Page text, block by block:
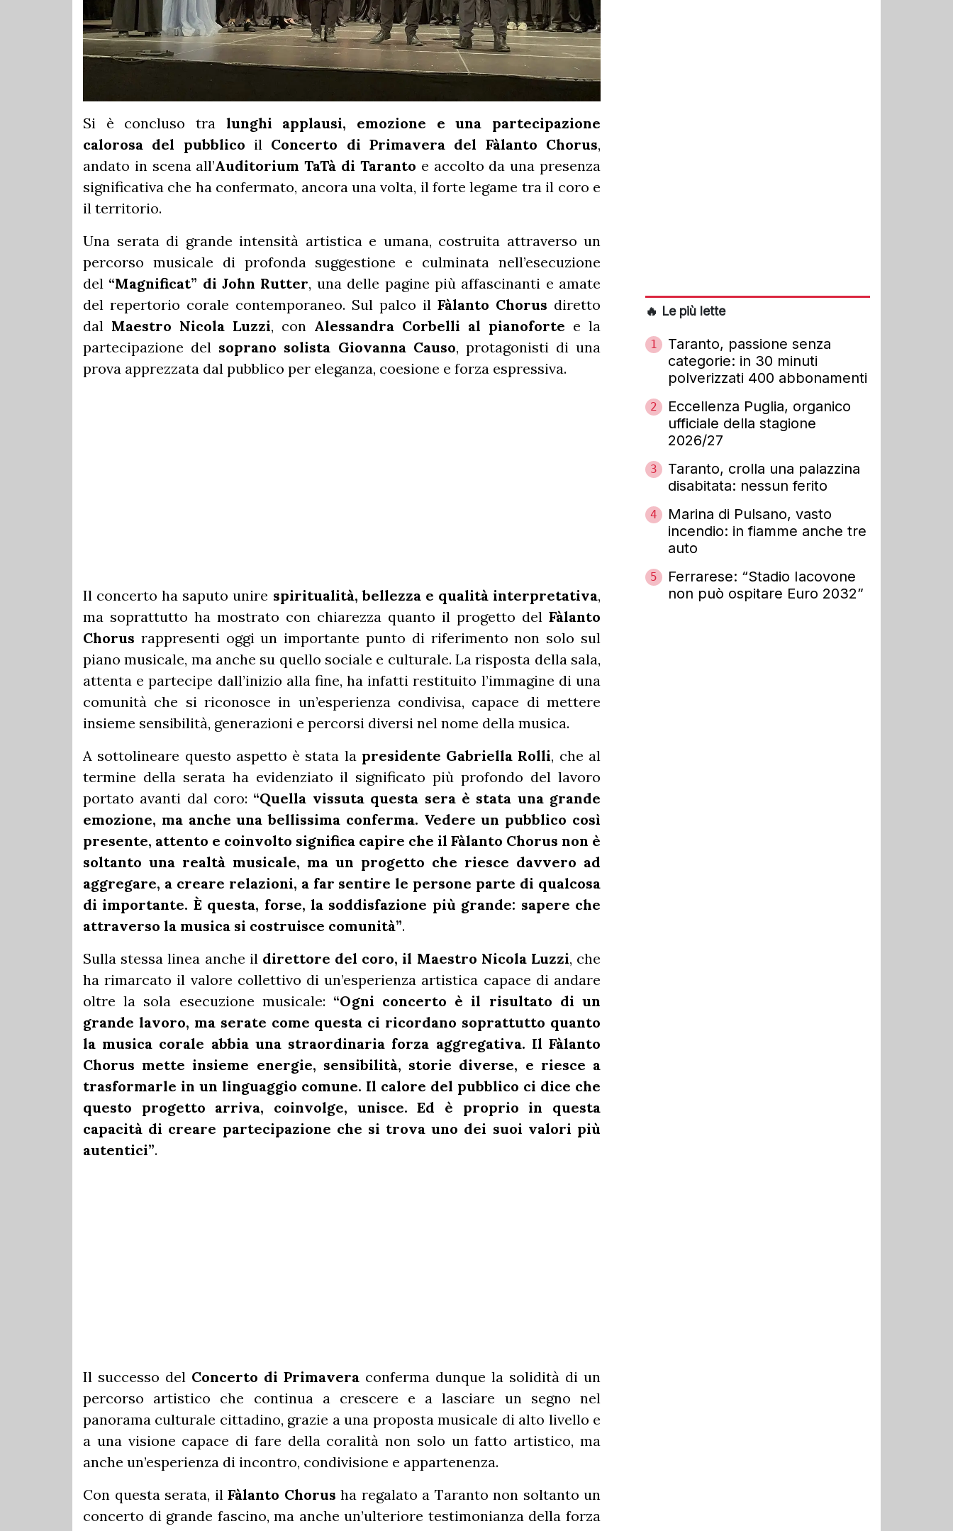
Si è concluso tra lunghi applausi, emozione e una partecipazione
calorosa del pubblico il Concerto di Primavera del Fàlanto Chorus,
andato in scena all’Auditorium TaTà di Taranto e accolto da una presenza
significativa che ha confermato, ancora una volta, il forte legame tra il coro e
il territorio.
Una serata di grande intensità artistica e umana, costruita attraverso un
percorso musicale di profonda suggestione e culminata nell’esecuzione
del “Magnificat” di John Rutter, una delle pagine più affascinanti e amate
del repertorio corale contemporaneo. Sul palco il Fàlanto Chorus diretto
dal Maestro Nicola Luzzi, con Alessandra Corbelli al pianoforte e la
partecipazione del soprano solista Giovanna Causo, protagonisti di una
prova apprezzata dal pubblico per eleganza, coesione e forza espressiva.
Il concerto ha saputo unire spiritualità, bellezza e qualità interpretativa,
ma soprattutto ha mostrato con chiarezza quanto il progetto del Fàlanto
Chorus rappresenti oggi un importante punto di riferimento non solo sul
piano musicale, ma anche su quello sociale e culturale. La risposta della sala,
attenta e partecipe dall’inizio alla fine, ha infatti restituito l’immagine di una
comunità che si riconosce in un’esperienza condivisa, capace di mettere
insieme sensibilità, generazioni e percorsi diversi nel nome della musica.
A sottolineare questo aspetto è stata la presidente Gabriella Rolli, che al
termine della serata ha evidenziato il significato più profondo del lavoro
portato avanti dal coro: “Quella vissuta questa sera è stata una grande
emozione, ma anche una bellissima conferma. Vedere un pubblico così
presente, attento e coinvolto significa capire che il Fàlanto Chorus non è
soltanto una realtà musicale, ma un progetto che riesce davvero ad
aggregare, a creare relazioni, a far sentire le persone parte di qualcosa
di importante. È questa, forse, la soddisfazione più grande: sapere che
attraverso la musica si costruisce comunità”.
Sulla stessa linea anche il direttore del coro, il Maestro Nicola Luzzi, che
ha rimarcato il valore collettivo di un’esperienza artistica capace di andare
oltre la sola esecuzione musicale: “Ogni concerto è il risultato di un
grande lavoro, ma serate come questa ci ricordano soprattutto quanto
la musica corale abbia una straordinaria forza aggregativa. Il Fàlanto
Chorus mette insieme energie, sensibilità, storie diverse, e riesce a
trasformarle in un linguaggio comune. Il calore del pubblico ci dice che
questo progetto arriva, coinvolge, unisce. Ed è proprio in questa
capacità di creare partecipazione che si trova uno dei suoi valori più
autentici”.
Il successo del Concerto di Primavera conferma dunque la solidità di un
percorso artistico che continua a crescere e a lasciare un segno nel
panorama culturale cittadino, grazie a una proposta musicale di alto livello e
a una visione capace di fare della coralità non solo un fatto artistico, ma
anche un’esperienza di incontro, condivisione e appartenenza.
Con questa serata, il Fàlanto Chorus ha regalato a Taranto non soltanto un
concerto di grande fascino, ma anche un’ulteriore testimonianza della forza
🔥 Le più lette
1
Taranto, passione senza
categorie: in 30 minuti
polverizzati 400 abbonamenti
2
Eccellenza Puglia, organico
ufficiale della stagione
2026/27
3
Taranto, crolla una palazzina
disabitata: nessun ferito
4
Marina di Pulsano, vasto
incendio: in fiamme anche tre
auto
5
Ferrarese: “Stadio Iacovone
non può ospitare Euro 2032”